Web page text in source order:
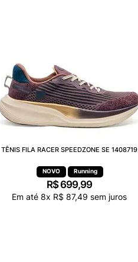
TÊNIS FILA RACER SPEEDZONE SE 1408719
Running
R$ 699,99
Em até 8x R$ 87,49 sem juros